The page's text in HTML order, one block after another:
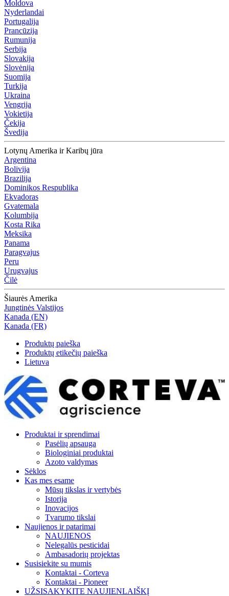
Moldova
Nyderlandai
Portugalija
Prancūzija
Rumunija
Serbija
Slovakija
Slovėnija
Suomija
Turkija
Ukraina
Vengrija
Vokietija
Čekija
Švedija
Lotynų Amerika ir Karibų jūra
Argentina
Bolivija
Brazilija
Dominikos Respublika
Ekvadoras
Gvatemala
Kolumbija
Kosta Rika
Meksika
Panama
Paragvajus
Peru
Urugvajus
Čilė
Šiaurės Amerika
Jungtinės Valstijos
Kanada (EN)
Kanada (FR)
Produktų paieška
Produktų etikečių paieška
Lietuva
Produktai ir sprendimai
Pasėlių apsauga
Biologiniai produktai
Azoto valdymas
Sėklos
Kas mes esame
Mūsų tikslas ir vertybės
Istorija
Inovacijos
Tvarumo tikslai
Naujienos ir patarimai
NAUJIENOS
Nelegalūs pesticidai
Ambasadorių projektas
Susisiekite su mumis
Kontaktai - Corteva
Kontaktai - Pioneer
UŽSISAKYKITE NAUJIENLAIŠKĮ